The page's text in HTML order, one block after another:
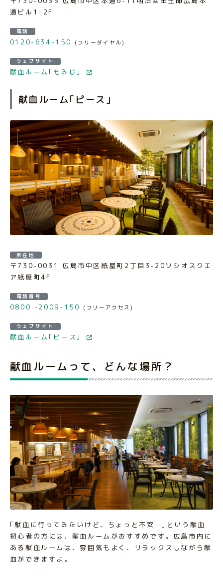
通ビル1･2F
電話
0120-634-150 (フリーダイヤル)
ウェブサイト
献血ルーム｢もみじ｣
献血ルーム｢ピース｣
所在地
〒730-0031 広島市中区紙屋町2丁目3-20ソシオスクエ
ア紙屋町4F
電話番号
0800 -2009-150 (フリーアクセス)
ウェブサイト
献血ルーム｢ピース｣
献血ルームって、どんな場所？
｢献血に行ってみたいけど、ちょっと不安…｣という献血
初心者の方には、献血ルームがおすすめです。広島市内に
ある献血ルームは、雰囲気もよく、リラックスしながら献
血ができますよ。